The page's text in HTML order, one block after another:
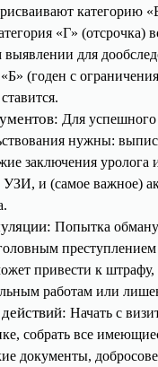
категорию
«Г» (отсрочка)
для
(годен с
Для успешного
нужны:
заключения уролога
УЗИ, и (самое важное)
Попытка
преступлением
привести к штрафу,
работам или
Начать с
собрать все
документы,